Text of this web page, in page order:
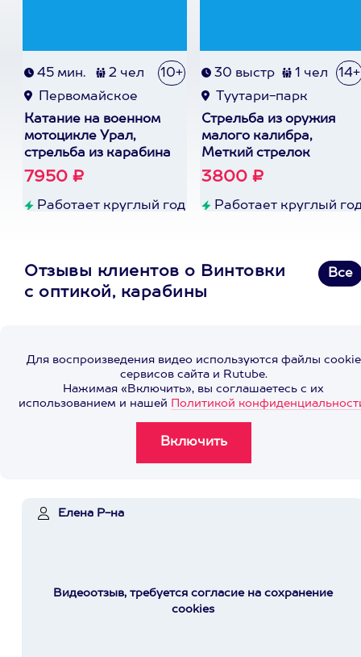
45 мин. 2 чел
10+
Первомайское
Катание на военном
мотоцикле Урал,
стрельба из карабина
7950 ₽
Работает круглый год
30 выстр 1 чел
14+
Туутари-парк
Стрельба из оружия
малого калибра,
Меткий стрелок
3800 ₽
Работает круглый
Отзывы клиентов о Винтовки
с оптикой, карабины
Все
Для воспроизведения видео используются файлы cookie
сервисов сайта и Rutube.
Нажимая «Включить», вы соглашаетесь с их
использованием и нашей Политикой
Елена Р-на
Видеоотзыв, требуется согласие на сохранение
cookies